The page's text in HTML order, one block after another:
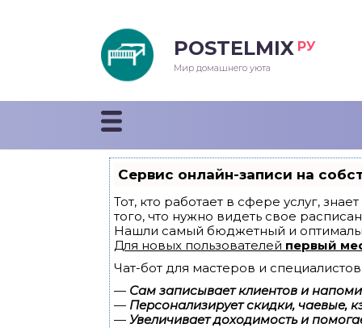
POSTELMIX РУ
Мир домашнего уюта
Сервис онлайн-записи на
Тот, кто работает в сфере услуг,
того, что нужно видеть свое
Нашли самый бюджетный и
Для новых пользователей первый
Чат-бот для мастеров и
— Сам записывает клиентов и
— Персонализирует скидки, чаевые,
— Увеличивает доходимость и